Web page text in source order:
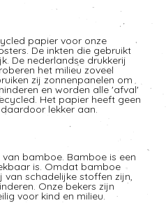
papier voor onze
De inkten die gebruikt
De nederlandse drukkerij
het milieu zoveel
zij zonnenpanelen om
en worden alle 'afval'
Het papier heeft geen
lekker aan.
bamboe. Bamboe is een
is. Omdat bamboe
van schadelijke stoffen zijn,
Onze bekers zijn
voor kind en milieu.